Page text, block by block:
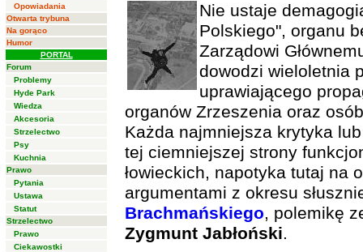
Opowiadania
Otwarta trybuna
Na gorąco
Humor
PORTAL
Forum
Problemy
Hyde Park
Wiedza
Akcesoria
Strzelectwo
Psy
Kuchnia
Prawo
Pytania
Ustawa
Statut
Strzelectwo
Prawo
Ciekawostki
Nie ustaje
Polskiego", organu
Zarządowi
dowodzi wieloletnia
uprawiającego
organów Zrzeszenia oraz
Każda najmniejsza krytyka
tej ciemniejszej strony
łowieckich, napotyka tutaj na
argumentami z okresu
Brachmańskiego, polemikę
Zygmunt Jabłoński.